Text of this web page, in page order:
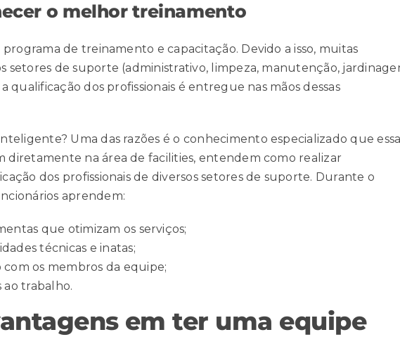
o melhor treinamento
de treinamento e capacitação. Devido a isso, muitas
setores de suporte (administrativo, limpeza, manutenção,
qualificação dos profissionais é entregue nas mãos dessas
Uma das razões é o conhecimento especializado que
diretamente na área de facilities, entendem como realizar
dos profissionais de diversos setores de suporte. Durante o
aprendem:
que otimizam os serviços;
técnicas e inatas;
os membros da equipe;
ao trabalho.
em ter uma equipe